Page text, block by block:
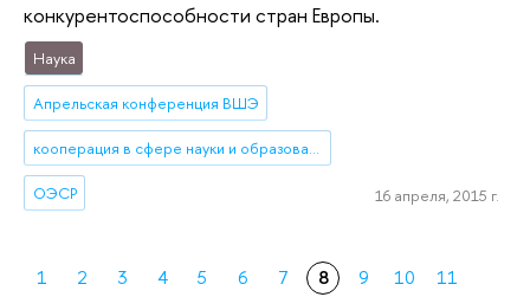
конкурентоспособности стран Европы.
Наука
Апрельская конференция ВШЭ
кооперация в сфере науки и образования
ОЭСР 16 апреля, 2015 г.
1 2 3 4 5 6 7 8 9 10
11